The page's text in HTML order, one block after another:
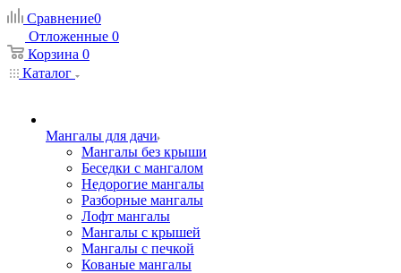
Сравнение0
Отложенные 0
Корзина 0
Каталог
Мангалы для дачи
Мангалы без крыши
Беседки с мангалом
Недорогие мангалы
Разборные мангалы
Лофт мангалы
Мангалы с крышей
Мангалы с печкой
Кованые мангалы